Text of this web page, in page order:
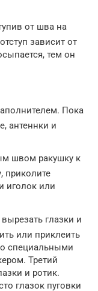
от шва на
зависит от
тем он
Пока
антеннки и
швом ракушку к
приколите
иголок или
глазки и
или приклеить
специальными
Третий
и ротик.
глазок пуговки